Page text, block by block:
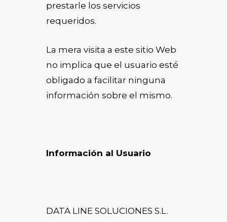
prestarle los servicios
requeridos.
La mera visita a este sitio Web
no implica que el usuario esté
obligado a facilitar ninguna
información sobre el mismo.
Información al Usuario
DATA LINE SOLUCIONES S.L.